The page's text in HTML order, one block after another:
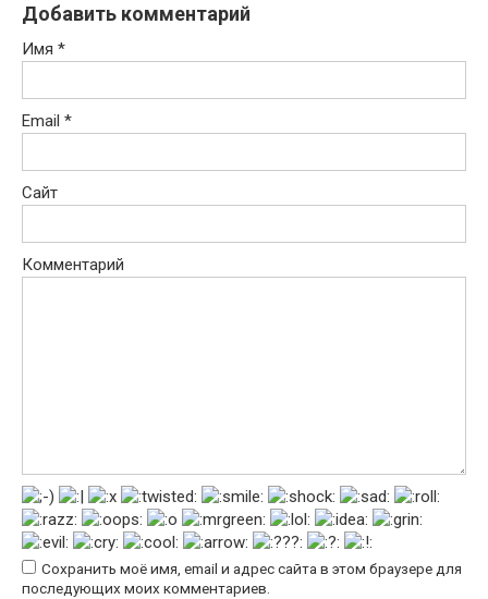
Добавить комментарий
Имя *
Email *
Сайт
Комментарий
Сохранить моё имя, email и адрес сайта в этом браузере для
последующих моих комментариев.